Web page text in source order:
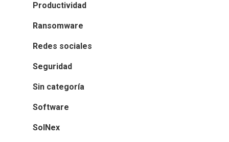
Productividad
Ransomware
Redes sociales
Seguridad
Sin categoría
Software
SolNex